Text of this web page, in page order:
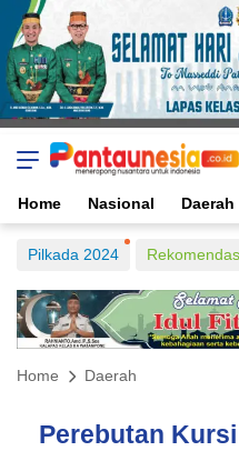
Home Nasional Daerah
Pilkada 2024
Home Daerah
Perebutan